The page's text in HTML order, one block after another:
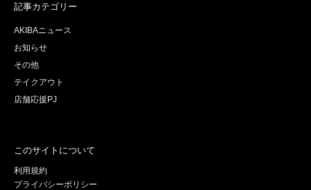
記事カテゴリー
AKIBAニュース
お知らせ
その他
テイクアウト
店舗応援PJ
このサイトについて
利用規約
プライバシーポリシー